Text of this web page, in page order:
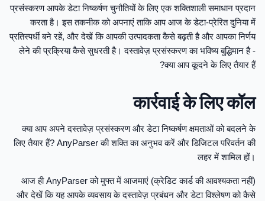
प्रसंस्करण आपके डेटा निष्कर्षण चुनौतियों के लिए एक शक्तिशाली समाधान प्रदान
करता है। इस तकनीक को अपनाएं ताकि आप आज के डेटा-प्रेरित दुनिया में
प्रतिस्पर्धी बने रहें, और देखें कि आपकी उत्पादकता कैसे बढ़ती है और आपका निर्णय
लेने की प्रक्रिया कैसे सुधरती है। दस्तावेज़ प्रसंस्करण का भविष्य बुद्धिमान है -
क्या आप कूदने के लिए तैयार हैं?
कार्रवाई के लिए कॉल
क्या आप अपने दस्तावेज़ प्रसंस्करण और डेटा निष्कर्षण क्षमताओं को बदलने के
लिए तैयार हैं? AnyParser की शक्ति का अनुभव करें और डिजिटल परिवर्तन की
लहर में शामिल हों।
आज ही AnyParser को मुफ्त में आजमाएं (क्रेडिट कार्ड की आवश्यकता नहीं)
और देखें कि यह आपके व्यवसाय के दस्तावेज़ प्रबंधन और डेटा विश्लेषण को कैसे